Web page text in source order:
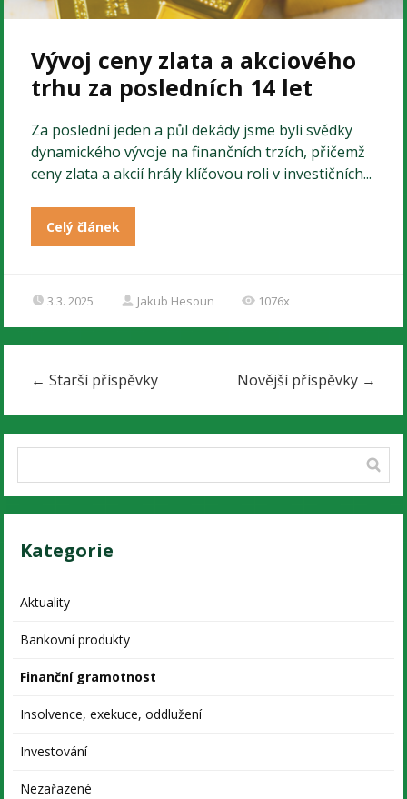
Vývoj ceny zlata a akciového
trhu za posledních 14 let
Za poslední jeden a půl dekády jsme byli svědky
dynamického vývoje na finančních trzích, přičemž
ceny zlata a akcií hrály klíčovou roli v investičních...
Celý článek
3.3. 2025 Jakub Hesoun 1076x
← Starší příspěvky Novější příspěvky →
Kategorie
Aktuality
Bankovní produkty
Finanční gramotnost
Insolvence, exekuce, oddlužení
Investování
Nezařazené